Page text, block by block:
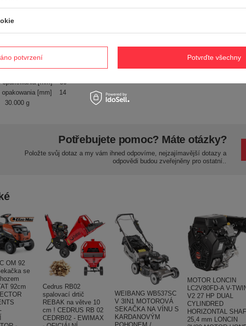
CEDRUS Parts
za ten produkt na terenie UE
záruka CEDRUS na 2 roky
opakowania [mm]
30
[mm]
14
30.000 g
Potřebujete pomoc? Máte otázky?
Položte svůj dotaz a my vám ihned odpovíme, nejzajímavější dotazy a
odpovědi budou zveřejněny pro ostatní..
OM 92
se
92cm
Cedrus RB02
spalovací drtič
REBAK na větve 10
cm ! CEDRUS RB 02
CEDRB02 - EWIMAX
WEIBANG WB537SC
V 3IN1 MOTOROVÁ
SEKAČKA NA VÍNU S
KARDANOVÝM
MOTOR LONCIN
LC2V80FD-A V-
V2 27 HP DUAL
CYLINDRED
HORIZONTAL
25,4 mm LONCIN
potvrzení Potvrďte všechny